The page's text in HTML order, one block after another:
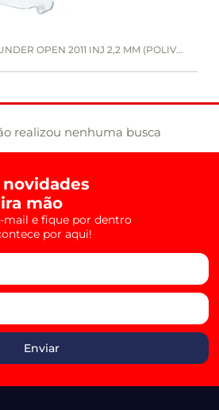
OPEN 2011 INJ 2,2 MM (POLIV...
realizou nenhuma busca
novidades
mão
mail e fique por dentro
por aqui!